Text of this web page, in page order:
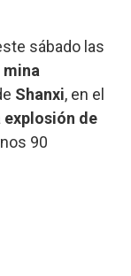
sábado las
mina
Shanxi, en el
explosión de
90